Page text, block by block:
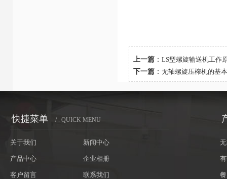
上一篇 ： LS型螺旋输送机工作
下一篇 ： 无轴螺旋压榨机的基
快捷菜单 / . QUICK MENU
关于我们 新闻中心
产品中心 企业相册
客户留言 联系我们